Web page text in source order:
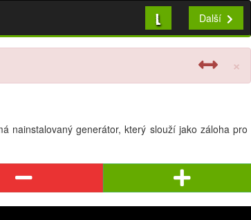
L Další
×
nainstalovaný generátor, který slouží jako záloha pro